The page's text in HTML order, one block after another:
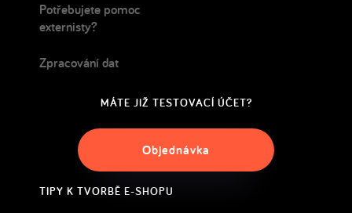
Potřebujete pomoc
externisty?
Zpracování dat
MÁTE JIŽ TESTOVACÍ ÚČET?
Objednávka
TIPY K TVORBĚ E-SHOPU